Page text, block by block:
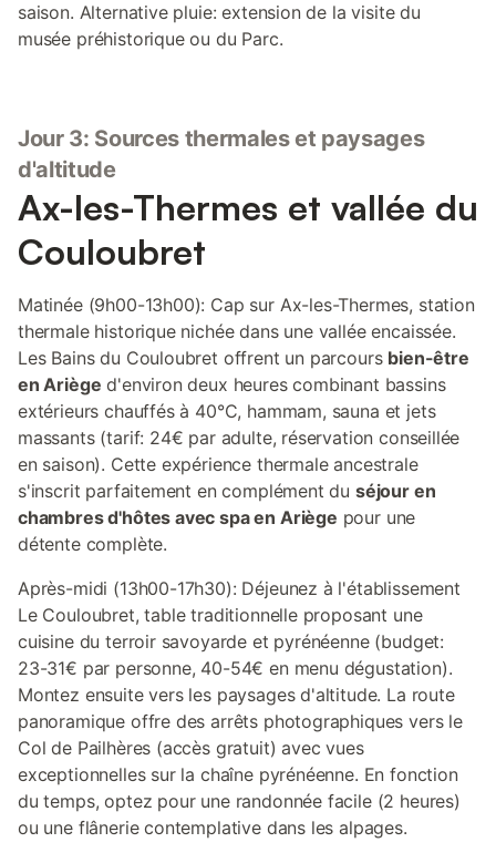
saison. Alternative pluie: extension de la visite du
musée préhistorique ou du Parc.
Jour 3: Sources thermales et paysages
d'altitude
Ax-les-Thermes et vallée du
Couloubret
Matinée (9h00-13h00): Cap sur Ax-les-Thermes, station
thermale historique nichée dans une vallée encaissée.
Les Bains du Couloubret offrent un parcours bien-être
en Ariège d'environ deux heures combinant bassins
extérieurs chauffés à 40°C, hammam, sauna et jets
massants (tarif: 24€ par adulte, réservation conseillée
en saison). Cette expérience thermale ancestrale
s'inscrit parfaitement en complément du séjour en
chambres d'hôtes avec spa en Ariège pour une
détente complète.
Après-midi (13h00-17h30): Déjeunez à l'établissement
Le Couloubret, table traditionnelle proposant une
cuisine du terroir savoyarde et pyrénéenne (budget:
23-31€ par personne, 40-54€ en menu dégustation).
Montez ensuite vers les paysages d'altitude. La route
panoramique offre des arrêts photographiques vers le
Col de Pailhères (accès gratuit) avec vues
exceptionnelles sur la chaîne pyrénéenne. En fonction
du temps, optez pour une randonnée facile (2 heures)
ou une flânerie contemplative dans les alpages.